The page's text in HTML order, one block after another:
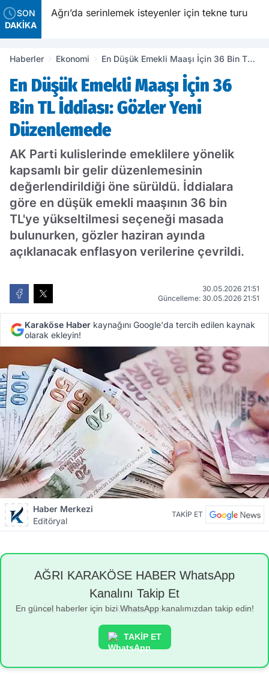
SON
DAKİKA
Ağrı’da serinlemek isteyenler için tekne turu
Haberler Ekonomi
En Düşük Emekli Maaşı İçin 36 Bin TL
En Düşük Emekli Maaşı İçin 36
Bin TL İddiası: Gözler Yeni
Düzenlemede
AK Parti kulislerinde emeklilere yönelik
kapsamlı bir gelir düzenlemesinin
değerlendirildiği öne sürüldü. İddialara
göre en düşük emekli maaşının 36 bin
TL'ye yükseltilmesi seçeneği masada
bulunurken, gözler haziran ayında
açıklanacak enflasyon verilerine çevrildi.
30.05.2026 21:51
Güncelleme: 30.05.2026 21:51
Karaköse Haber kaynağını Google'da tercih edilen kaynak
olarak ekleyin!
Haber Merkezi
Editöryal
TAKİP ET
AĞRI KARAKÖSE HABER WhatsApp
Kanalını Takip Et
En güncel haberler için bizi WhatsApp kanalımızdan takip edin!
TAKİP ET